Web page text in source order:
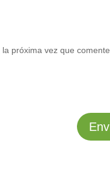
próxima vez que comente.